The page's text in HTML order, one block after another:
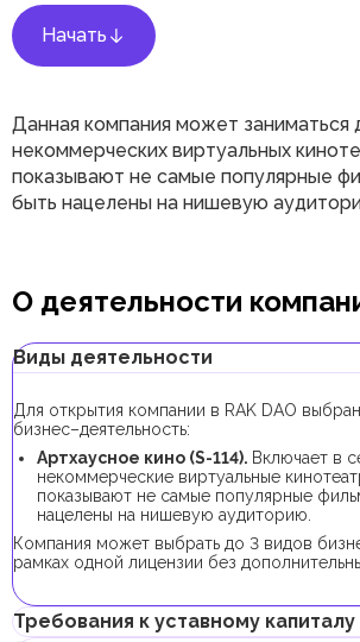
Начать
Данная компания может заниматься
некоммерческих виртуальных
показывают не самые популярные
быть нацелены на нишевую
О деятельности
Виды деятельности
Для открытия компании в RAK DAO
бизнес–деятельность:
Артхаусное кино (S-114). Включает в
некоммерческие виртуальные
показывают не самые популярные
нацелены на нишевую аудиторию.
Компания может выбрать до 3 видов
рамках одной лицензии без
Требования к уставному капиталу